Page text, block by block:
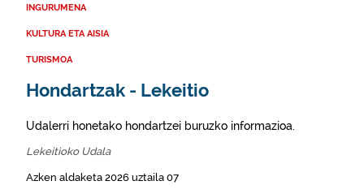
INGURUMENA
KULTURA ETA AISIA
TURISMOA
Hondartzak - Lekeitio
Udalerri honetako hondartzei buruzko informazioa.
Lekeitioko Udala
Azken aldaketa 2026 uztaila 07